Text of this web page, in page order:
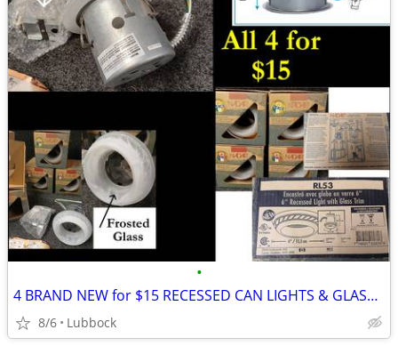
•
4 BRAND NEW for $15 RECESSED CAN LIGHTS & GLASS Quality NADAIR Brand
8/6 Lubbock